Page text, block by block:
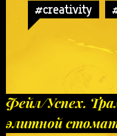
#creativity
Фейл/Успех.
элитной